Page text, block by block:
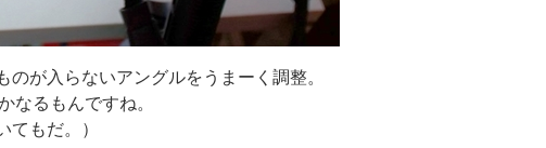
が入らないアングルをうまーく調整。
なるもんですね。
てもだ。）